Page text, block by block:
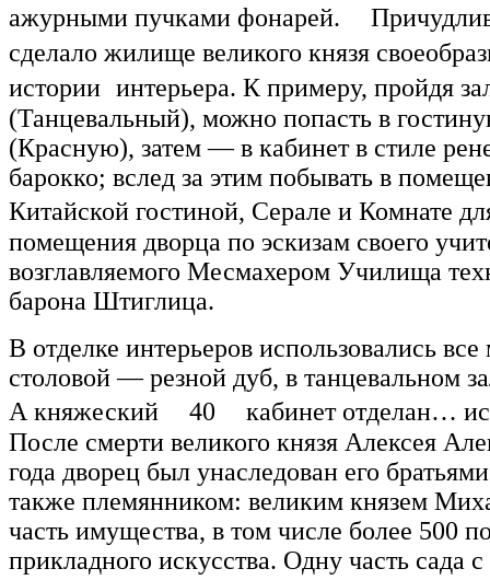
ажурными пучками фонарей.
сделало жилище великого князя
истории интерьера. К примеру, пройдя
(Танцевальный), можно попасть в
(Красную), затем — в кабинет в стиле
барокко; вслед за этим побывать в
Китайской гостиной, Серале и Комнате
помещения дворца по эскизам своего
возглавляемого Месмахером Училища
барона Штиглица.
В отделке интерьеров использовались
столовой — резной дуб, в танцевальном
А княжеский 40 кабинет отделан…
После смерти великого князя Алексея
года дворец был унаследован его
также племянником: великим князем
часть имущества, в том числе более 500
прикладного искусства. Одну часть сада